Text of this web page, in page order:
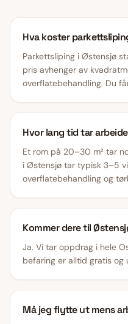
Hva koster
Parkettsliping i Østensjø
pris avhenger av
overflatebehandling. Du
Hvor lang tid tar
Et rom på 20–30 m² tar
i Østensjø tar typisk 3–5
overflatebehandling og
Kommer dere til
Ja. Vi tar oppdrag i hele
befaring er alltid gratis og
Må jeg flytte ut mens